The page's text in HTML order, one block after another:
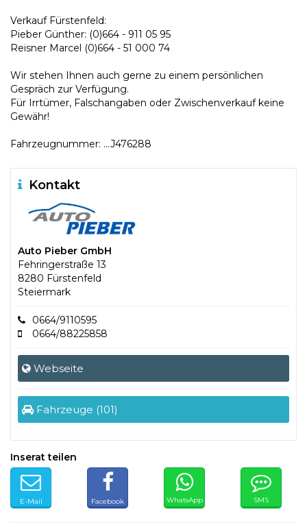
Verkauf Fürstenfeld:
Pieber Günther: (0)664 - 911 05 95
Reisner Marcel (0)664 - 51 000 74
Wir stehen Ihnen auch gerne zu einem persönlichen
Gespräch zur Verfügung.
Für Irrtümer, Falschangaben oder Zwischenverkauf keine
Gewähr!
Fahrzeugnummer: ...J476288
Kontakt
Auto Pieber GmbH
Fehringerstraße 13
8280 Fürstenfeld
Steiermark
0664/9110595
0664/88225858
Webseite
Fahrzeuge (101)
Inserat teilen
E-Mail Facebook WhatsApp SMS